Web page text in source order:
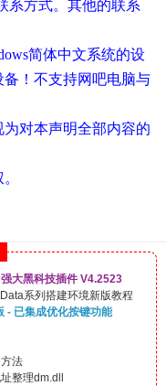
系方式。其他的联系
简体中文系统的设
！不支持网吧电脑与
对本声明全部内容的
大黑科技插件 V4.2523
系列搭建环境新版教程
- 已集成优化按键功能
法
整理dm.dll